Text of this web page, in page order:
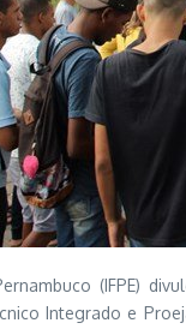
(IFPE)
Integrado e